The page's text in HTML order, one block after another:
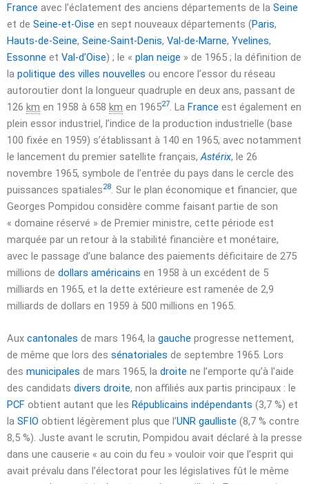
France avec l’éclatement des anciens départements de la Seine
et de Seine-et-Oise en sept nouveaux départements (Paris,
Hauts-de-Seine, Seine-Saint-Denis, Val-de-Marne, Yvelines,
Essonne et Val-d’Oise) ; le « plan neige » de 1965 ; la définition de
la politique des villes nouvelles ou encore l’essor du réseau
autoroutier dont la longueur quadruple en deux ans, passant de
126 km en 1958 à 658 km en 196527. La France est également en
plein essor industriel, l’indice de la production industrielle (base
100 fixée en 1959) s’établissant à 140 en 1965, avec notamment
le lancement du premier satellite français,Astérix, le 26
novembre 1965, symbole de l’entrée du pays dans le cercle des
puissances spatiales28. Sur le plan économique et financier, que
Georges Pompidou considère comme faisant partie de son
« domaine réservé » de Premier ministre, cette période est
marquée par un retour à la stabilité financière et monétaire,
avec le passage d’une balance des paiements déficitaire de 275
millions de dollars américains en 1958 à un excédent de 5
milliards en 1965, et la dette extérieure est ramenée de 2,9
milliards de dollars en 1959 à 500 millions en 1965.
Aux cantonales de mars 1964, la gauche progresse nettement,
de même que lors des sénatoriales de septembre 1965. Lors
des municipales de mars 1965, la droite ne l’emporte qu’à l’aide
des candidats divers droite, non affiliés aux partis principaux : le
PCF obtient autant que les Républicains indépendants (3,7 %) et
la SFIO obtient légèrement plus que l’UNR gaulliste (8,7 % contre
8,5 %). Juste avant le scrutin, Pompidou avait déclaré à la presse
dans une causerie « au coin du feu » vouloir voir que l’esprit qui
avait prévalu dans l’électorat pour les législatives fût le même